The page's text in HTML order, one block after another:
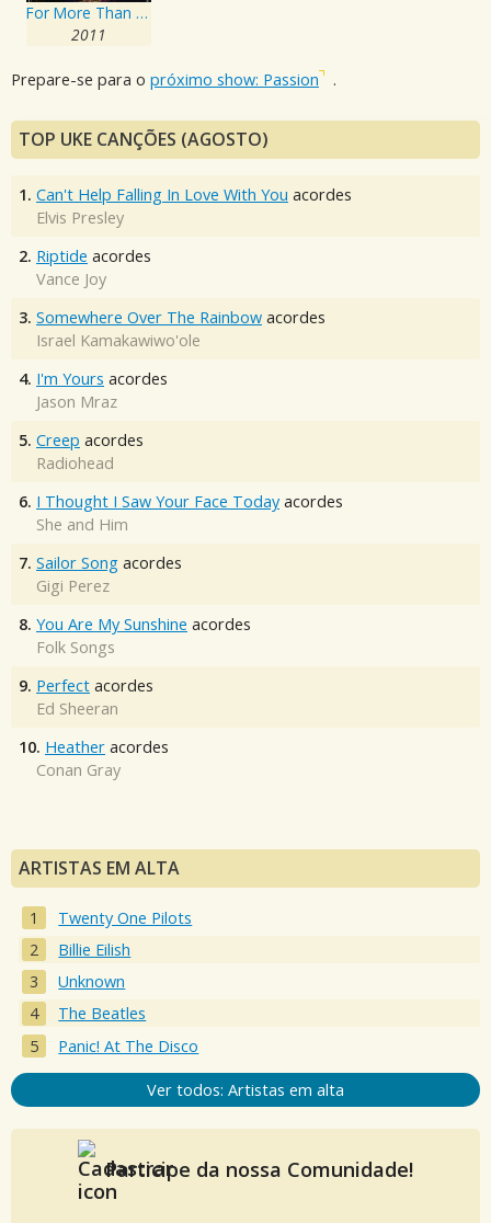
For More Than a Feeling
2011
Prepare-se para o próximo show: Passion .
TOP UKE CANÇÕES (AGOSTO)
1. Can't Help Falling In Love With You acordes
Elvis Presley
2. Riptide acordes
Vance Joy
3. Somewhere Over The Rainbow acordes
Israel Kamakawiwo'ole
4. I'm Yours acordes
Jason Mraz
5. Creep acordes
Radiohead
6. I Thought I Saw Your Face Today acordes
She and Him
7. Sailor Song acordes
Gigi Perez
8. You Are My Sunshine acordes
Folk Songs
9. Perfect acordes
Ed Sheeran
10. Heather acordes
Conan Gray
ARTISTAS EM ALTA
Twenty One Pilots
Billie Eilish
Unknown
The Beatles
Panic! At The Disco
Ver todos: Artistas em alta
Participe da nossa Comunidade!